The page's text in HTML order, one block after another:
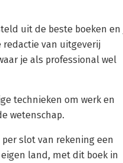
uit de beste boeken en
van uitgeverij
je als professional wel
technieken om werk en
wetenschap.
slot van rekening een
land, met dit boek in